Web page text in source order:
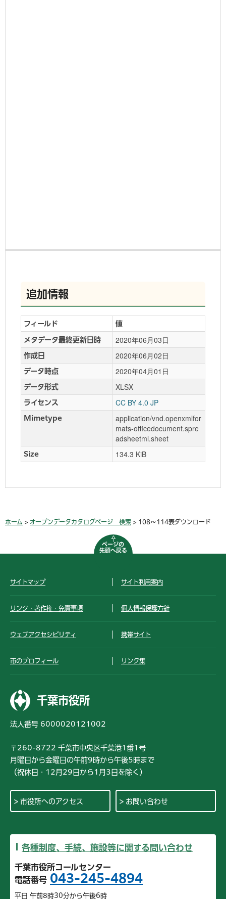
追加情報
フィールド 値
メタデータ最終更新日時 2020年06月03日
作成日 2020年06月02日
データ時点 2020年04月01日
データ形式 XLSX
ライセンス CC BY 4.0 JP
Mimetype
application/vnd.openxmlfor
mats-officedocument.spre
adsheetml.sheet
Size 134.3 KiB
ホーム > オープンデータカタログページ 検索 > 108～114表ダウンロード
ページの
先頭へ戻る
サイトマップ サイト利用案内
リンク・著作権・免責事項 個人情報保護方針
ウェブアクセシビリティ 携帯サイト
市のプロフィール リンク集
千葉市役所
法人番号 6000020121002
〒260-8722 千葉市中央区千葉港1番1号
月曜日から金曜日の午前9時から午後5時まで
（祝休日・12月29日から1月3日を除く）
市役所へのアクセス お問い合わせ
各種制度、手続、施設等に関する問い合わせ
千葉市役所コールセンター
電話番号 043-245-4894
平日 午前8時30分から午後6時